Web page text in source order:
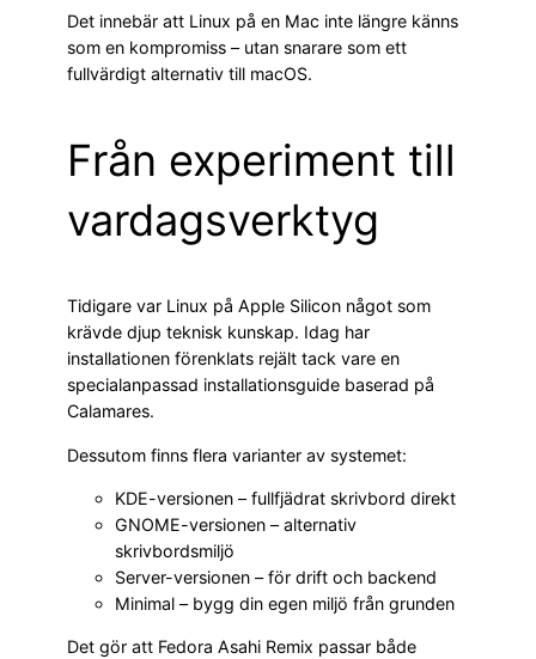
Det innebär att Linux på en Mac inte längre känns
som en kompromiss – utan snarare som ett
fullvärdigt alternativ till macOS.
Från experiment till
vardagsverktyg
Tidigare var Linux på Apple Silicon något som
krävde djup teknisk kunskap. Idag har
installationen förenklats rejält tack vare en
specialanpassad installationsguide baserad på
Calamares.
Dessutom finns flera varianter av systemet:
KDE-versionen – fullfjädrat skrivbord direkt
GNOME-versionen – alternativ
skrivbordsmiljö
Server-versionen – för drift och backend
Minimal – bygg din egen miljö från grunden
Det gör att Fedora Asahi Remix passar både